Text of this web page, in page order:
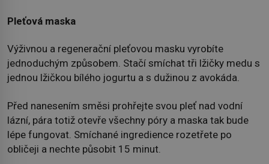
Pleťová maska
Výživnou a regenerační pleťovou masku vyrobíte
jednoduchým způsobem. Stačí smíchat tři lžičky medu s
jednou lžičkou bílého jogurtu a s dužinou z avokáda.
Před nanesením směsi prohřejte svou pleť nad vodní
lázní, pára totiž otevře všechny póry a maska tak bude
lépe fungovat. Smíchané ingredience rozetřete po
obličeji a nechte působit 15 minut.